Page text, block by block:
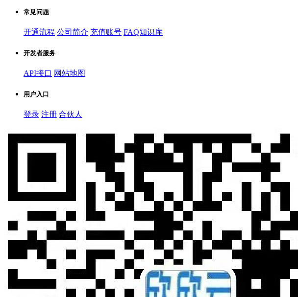
常见问题
开通流程 公司简介 充值账号 FAQ知识库
开发者服务
API接口 网站地图
用户入口
登录 注册 合伙人